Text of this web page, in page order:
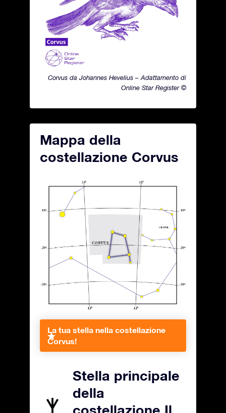
Corvus da Johannes Hevelius – Adattamento di
Online Star Register ©
Mappa della
costellazione Corvus
La tua stella nella costellazione
Corvus!
Stella principale
della